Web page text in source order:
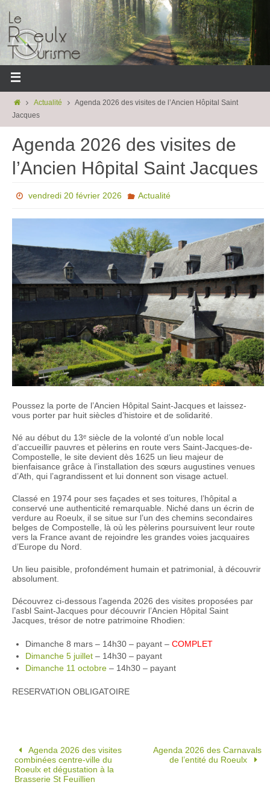
Actualité
Agenda 2026 des visites de l’Ancien Hôpital Saint
Jacques
Agenda 2026 des visites de
l’Ancien Hôpital Saint Jacques
vendredi 20 février 2026 Actualité
Poussez la porte de l’Ancien Hôpital Saint-Jacques et laissez-
vous porter par huit siècles d’histoire et de solidarité.
Né au début du 13ᵉ siècle de la volonté d’un noble local
d’accueillir pauvres et pèlerins en route vers Saint-Jacques-de-
Compostelle, le site devient dès 1625 un lieu majeur de
bienfaisance grâce à l’installation des sœurs augustines venues
d’Ath, qui l’agrandissent et lui donnent son visage actuel.
Classé en 1974 pour ses façades et ses toitures, l’hôpital a
conservé une authenticité remarquable. Niché dans un écrin de
verdure au Roeulx, il se situe sur l’un des chemins secondaires
belges de Compostelle, là où les pèlerins poursuivent leur route
vers la France avant de rejoindre les grandes voies jacquaires
d’Europe du Nord.
Un lieu paisible, profondément humain et patrimonial, à découvrir
absolument.
Découvrez ci-dessous l’agenda 2026 des visites proposées par
l’asbl Saint-Jacques pour découvrir l’Ancien Hôpital Saint
Jacques, trésor de notre patrimoine Rhodien:
Dimanche 8 mars – 14h30 – payant –COMPLET
Dimanche 5 juillet – 14h30 – payant
Dimanche 11 octobre – 14h30 – payant
RESERVATION OBLIGATOIRE
Agenda 2026 des visites
combinées centre-ville du
Roeulx et dégustation à la
Brasserie St Feuillien
Agenda 2026 des Carnavals
de l’entité du Roeulx